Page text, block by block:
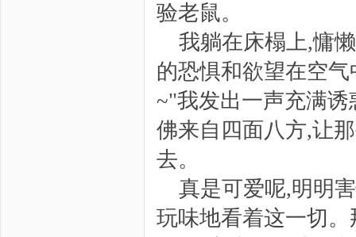
验老鼠。
我躺在床榻上,慵
的恐惧和欲望在空
~"我发出一声充满
佛来自四面八方,让
去。
真是可爱呢,明明
玩味地看着这一切